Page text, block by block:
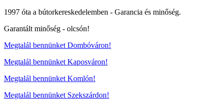
1997 óta a bútorkereskedelemben - Garancia és minőség.
Garantált minőség - olcsón!
Megtalál bennünket Dombóváron!
Megtalál bennünket Kaposváron!
Megtalál bennünket Komlón!
Megtalál bennünket Szekszárdon!